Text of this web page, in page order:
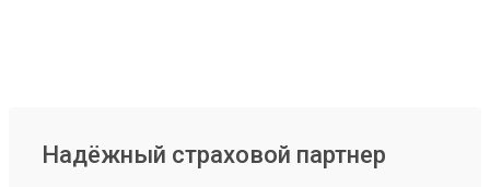
Надёжный страховой партнер